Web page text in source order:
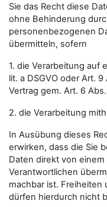
Sie das Recht diese
ohne Behinderung
personenbezogenen
übermitteln, sofern
1. die Verarbeitung auf
lit. a DSGVO oder Art.
Vertrag gem. Art. 6
2. die Verarbeitung
In Ausübung dieses
erwirken, dass die Sie
Daten direkt von
Verantwortlichen
machbar ist. Freiheiten
dürfen hierdurch nicht